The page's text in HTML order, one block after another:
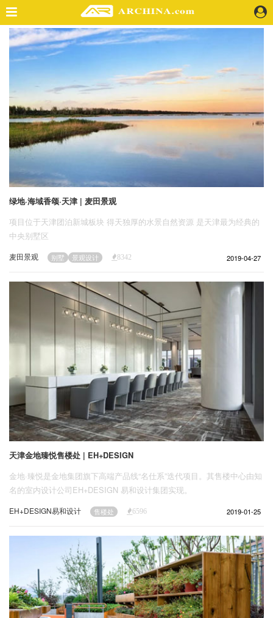
精选案例
建 筑
景 观
室 内
视 频
头条资讯
机 构
人 物
地 产
快速搜索
企业会员
关于投稿
广告投放
关于我们
绿地·海域香颂·天津 | 麦田景观
项目位于天津团泊新城板块 得天独厚的水景自然资源 是天津最为经典的
中央别墅区
麦田景观 别墅 景观设计 8342 2019-04-27
天津金地臻悦售楼处 | EH+DESIGN
金地·臻悦是金地集团旗下高端产品线“名仕系”迭代项目。其售楼中心由知
名的室内设计公司EH+DESIGN 易和设计集团实现。
EH+DESIGN易和设计 售楼处 6596 2019-01-25